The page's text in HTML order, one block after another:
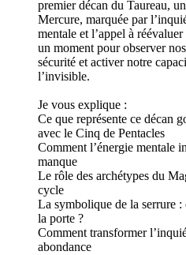
premier décan du Taureau,
Mercure, marquée par
mentale et l’appel à
un moment pour observer
sécurité et activer notre
l’invisible.
Je vous explique :
Ce que représente ce décan
avec le Cinq de Pentacles
Comment l’énergie mentale
manque
Le rôle des archétypes du
cycle
La symbolique de la serrure :
la porte ?
Comment transformer
abondance